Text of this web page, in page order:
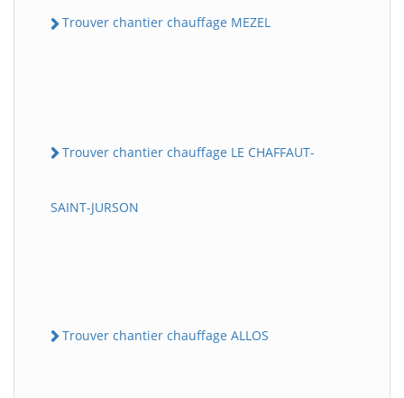
Trouver chantier chauffage MEZEL
Trouver chantier chauffage LE CHAFFAUT-
SAINT-JURSON
Trouver chantier chauffage ALLOS